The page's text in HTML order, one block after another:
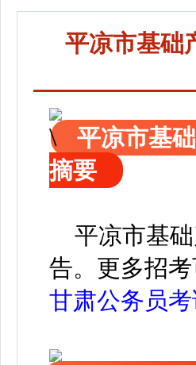
平凉市基础
平凉市基
摘要
平凉市基础
告。 更多招
甘肃公务员考